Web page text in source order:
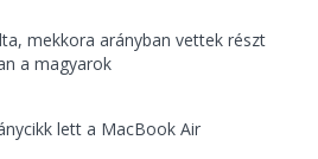
mekkora arányban vettek részt
a magyarok
lett a MacBook Air